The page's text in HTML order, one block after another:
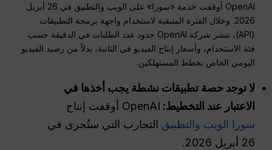
OpenAI أوقفت خدمة «سورا» على الويب والتطبيق في 26 أبريل
2026. وخلال الفترة المتبقية لاستخدام واجهة برمجة التطبيقات
(API)، تنشر شركة OpenAI حدود عدد الطلبات في الدقيقة حسب
فئة الاستخدام، وأسعار إنتاج الفيديو في الثانية، بدلاً من رصيد الفيديو
اليومي الخاص بخطط المستهلكين.
لا توجد حصة تطبيقات نشطة يجب أخذها في
الاعتبار عند التخطيط: OpenAI أوقفت إنتاج
سورا الويب والتطبيق التجارب التي ستُجرى في
26 أبريل 2026.